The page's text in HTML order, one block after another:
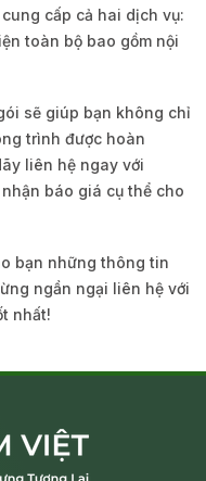
cấp cả hai dịch vụ:
toàn bộ bao gồm nội
sẽ giúp bạn không chỉ
trình được hoàn
liên hệ ngay với
báo giá cụ thể cho
bạn những thông tin
ngần ngại liên hệ với
nhất!